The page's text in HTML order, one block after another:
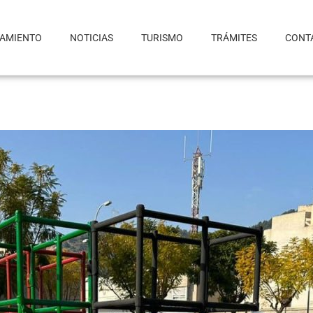
NOTICIAS TURISMO TRÁMITES